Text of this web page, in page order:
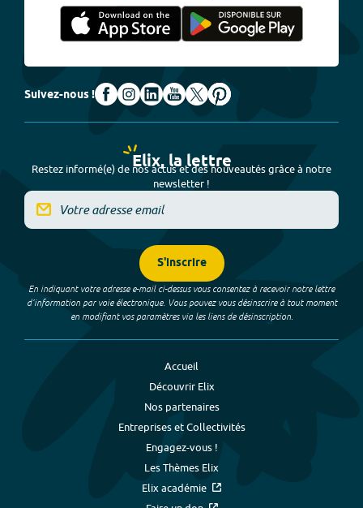
Suivez-nous !
Elix, la lettre
Restez informé(e) de nos actus et des nouveautés grâce à notre
newsletter !
S'inscrire
En indiquant votre adresse e-mail ci-dessus vous consentez à recevoir notre lettre
d’information par voie électronique. Vous pouvez vous désinscrire à tout moment
en modifiant vos paramètres via les liens de désinscription.
Accueil
Découvrir Elix
Nos partenaires
Entreprises et Collectivités
Engagez-vous !
Les Thèmes Elix
Elix académie